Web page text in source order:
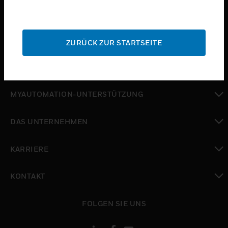
toggle view
toggle view
MYAUTOMATION-UNTERSTÜTZUNG
DAS UNTERNEHMEN
KARRIERE
KONTAKT
FOLGEN SIE UNS
ZURÜCK ZUR STARTSEITE